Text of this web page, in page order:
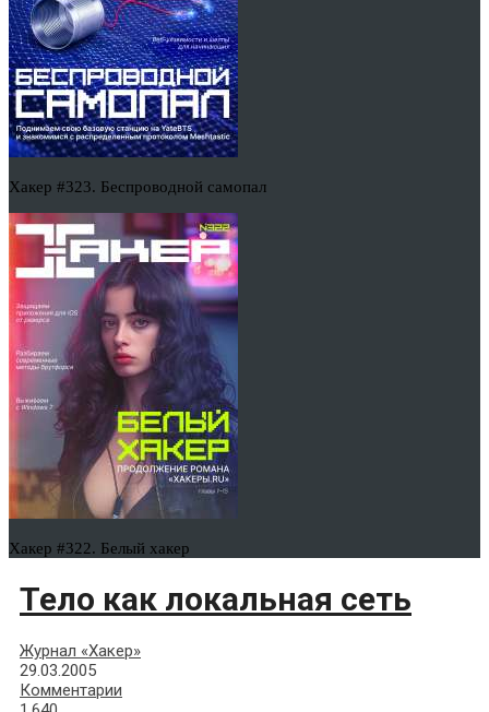
Хакер #323. Беспроводной самопал
Хакер #322. Белый хакер
Тело как локальная сеть
Журнал «Хакер»
29.03.2005
Комментарии